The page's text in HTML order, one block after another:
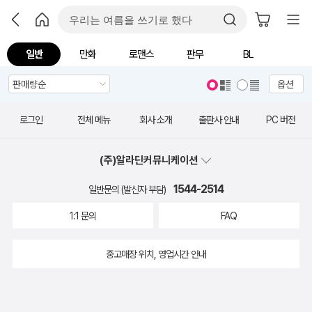
일반 만화 로맨스 판무 BL
옵션
로그인 전체 메뉴 회사 소개 출판사 안내 PC 버전
(주)알라딘커뮤니케이션
일반문의 (발신자 부담) 1544-2514
1:1 문의 FAQ
중고매장 위치, 영업시간 안내